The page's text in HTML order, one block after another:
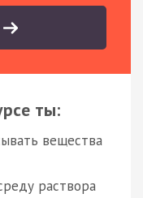
ты:
вещества
раствора